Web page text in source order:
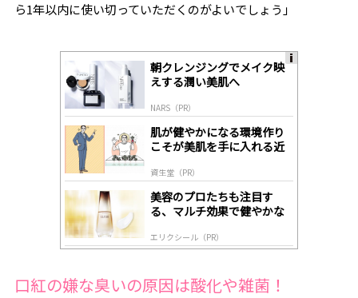
ら1年以内に使い切っていただくのがよいでしょう」
朝クレンジングでメイク映
えする潤い美肌へ
NARS（PR）
肌が健やかになる環境作り
こそが美肌を手に入れる近
資生堂（PR）
美容のプロたちも注目す
る、マルチ効果で健やかな
エリクシール（PR）
口紅の嫌な臭いの原因は酸化や雑菌！